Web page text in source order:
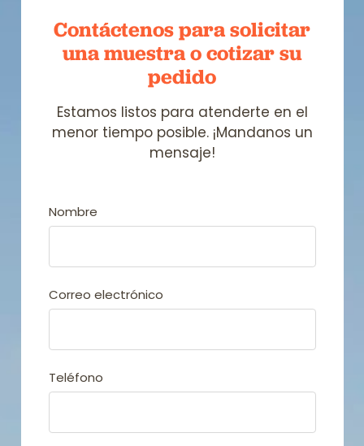
Contáctenos para solicitar
una muestrao cotizar su
pedido
Estamos listos para atenderte en el
menor tiempo posible. ¡Mandanos un
mensaje!
Nombre
Correo electrónico
Teléfono